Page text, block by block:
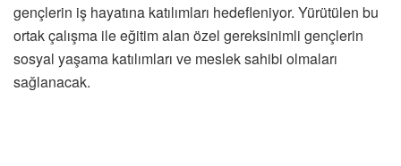
gençlerin iş hayatına katılımları hedefleniyor. Yürütülen bu
ortak çalışma ile eğitim alan özel gereksinimli gençlerin
sosyal yaşama katılımları ve meslek sahibi olmaları
sağlanacak.